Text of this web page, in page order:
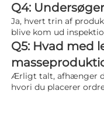
Q4:
Ja, hvert trin af
blive kom ud
Q5: Hvad med
Ærligt talt, afhænger
hvori du placerer